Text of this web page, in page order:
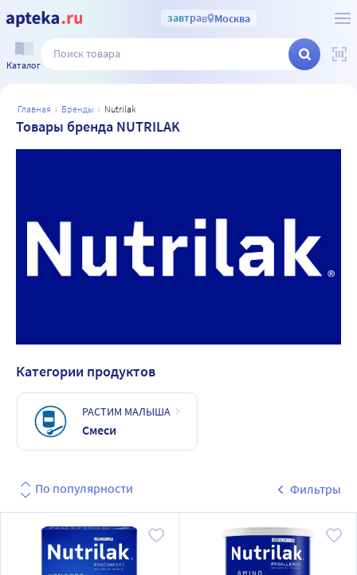
завтрав Москва
Каталог
главная бренды nutrilak
Товары бренда NUTRILAK
Категории продуктов
РАСТИМ МАЛЫША
Смеси
По популярности Фильтры